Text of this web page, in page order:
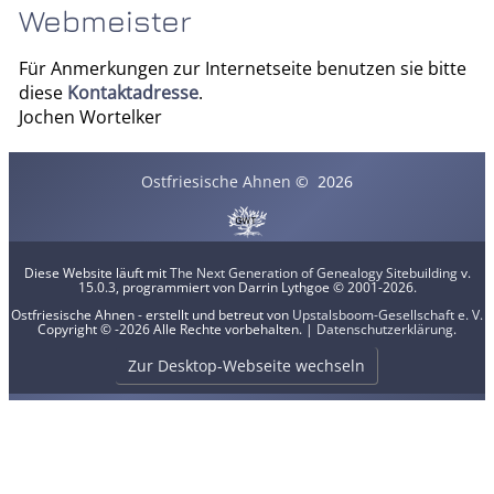
Webmeister
Für Anmerkungen zur Internetseite benutzen sie bitte
diese Kontaktadresse.
Jochen Wortelker
Ostfriesische Ahnen © 2026
Diese Website läuft mitThe Next Generation of Genealogy Sitebuildingv.
15.0.3, programmiert von Darrin Lythgoe © 2001-2026.
Ostfriesische Ahnen - erstellt und betreut von Upstalsboom-Gesellschaft e. V.
Copyright © -2026 Alle Rechte vorbehalten. | Datenschutzerklärung.
Zur Desktop-Webseite wechseln